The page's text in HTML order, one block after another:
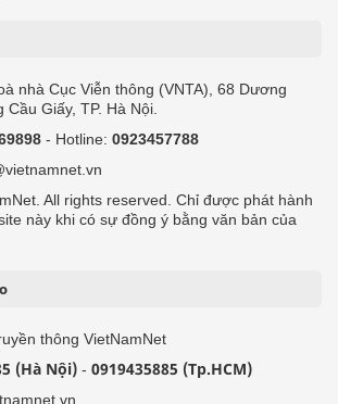
nhà Cục Viễn thông (VNTA), 68 Dương
Giấy, TP. Hà Nội.
- Hotline: 0923457788
All rights reserved. Chỉ được phát hành
này khi có sự đồng ý bằng văn bản của
thông VietNamNet
(Hà Nội) - 0919435885 (Tp.HCM)